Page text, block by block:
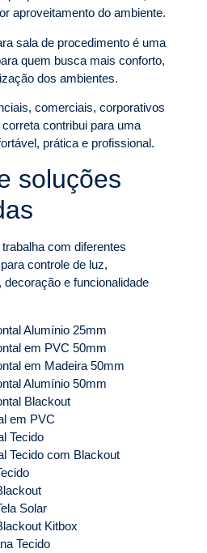
aproveitamento do ambiente.
sala de procedimento é uma
quem busca mais conforto,
dos ambientes.
comerciais, corporativos
contribui para uma
prática e profissional.
soluções
trabalha com diferentes
controle de luz,
decoração e funcionalidade
Alumínio 25mm
em PVC 50mm
em Madeira 50mm
Alumínio 50mm
Blackout
em PVC
Tecido
Tecido com Blackout
Solar
Kitbox
Tecido